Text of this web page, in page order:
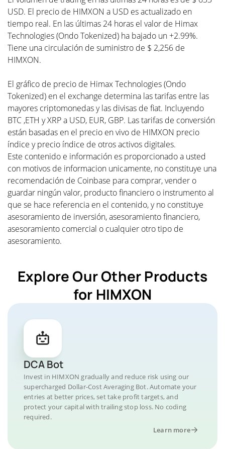
USD. El precio de HIMXON a USD es actualizado en
tiempo real. En las últimas 24 horas el valor de Himax
Technologies (Ondo Tokenized) ha bajado un +2.99%.
Tiene una circulación de suministro de $ 2,256 de
HIMXON.
El gráfico de precio de Himax Technologies (Ondo
Tokenized) en el exchange determina las tarifas entre las
mayores criptomonedas y las divisas de fiat. Incluyendo
BTC ,ETH y XRP a USD, EUR, GBP. Las tarifas de conversión
están basadas en el precio en vivo de HIMXON precio
índice y precio índice de otros activos digitales.
Este contenido e información es proporcionado a usted
con motivos de informacion unicamente, no constituye una
recomendación de Coinbase para comprar, vender o
guardar ningún valor, producto financiero o instrumento al
que se hace referencia en el contenido, y no constituye
asesoramiento de inversión, asesoramiento financiero,
asesoramiento comercial o cualquier otro tipo de
asesoramiento.
Explore Our Other Products
for HIMXON
DCA Bot
Invest in HIMXON gradually and reduce risk using our
supercharged Dollar-Cost Averaging Bot. Automate your
entries at better prices, set take profit targets, and
protect your capital with trailing stop loss. No coding
required.
Learn more